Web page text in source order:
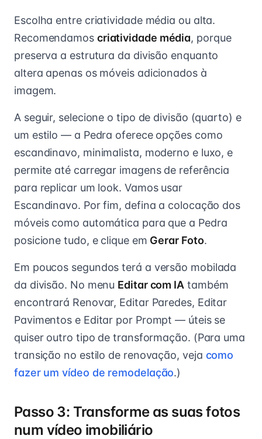
Escolha entre criatividade média ou alta.
Recomendamos criatividade média, porque
preserva a estrutura da divisão enquanto
altera apenas os móveis adicionados à
imagem.
A seguir, selecione o tipo de divisão (quarto) e
um estilo — a Pedra oferece opções como
escandinavo, minimalista, moderno e luxo, e
permite até carregar imagens de referência
para replicar um look. Vamos usar
Escandinavo. Por fim, defina a colocação dos
móveis como automática para que a Pedra
posicione tudo, e clique em Gerar Foto.
Em poucos segundos terá a versão mobilada
da divisão. No menu Editar com IA também
encontrará Renovar, Editar Paredes, Editar
Pavimentos e Editar por Prompt — úteis se
quiser outro tipo de transformação. (Para uma
transição no estilo de renovação, veja como
fazer um vídeo de remodelação.)
Passo 3: Transforme as suas fotos
num vídeo imobiliário